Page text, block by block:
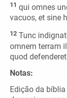
11 qui omnes
vacuos, et sine
12 Tunc
omnem terram
quod
Notas:
Edição da bíblia